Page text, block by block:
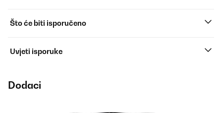
Što će biti isporučeno
Uvjeti isporuke
Dodaci